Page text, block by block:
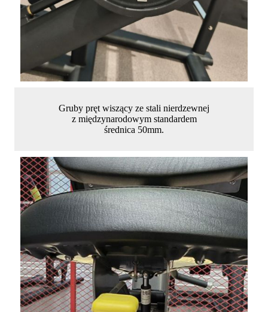
Gruby pręt wiszący ze stali nierdzewnej
z międzynarodowym standardem
średnica 50mm.